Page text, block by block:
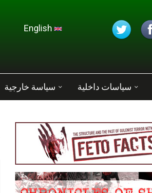
سياسات داخلية سياسة خارجية